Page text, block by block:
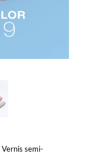
Vernis semi-